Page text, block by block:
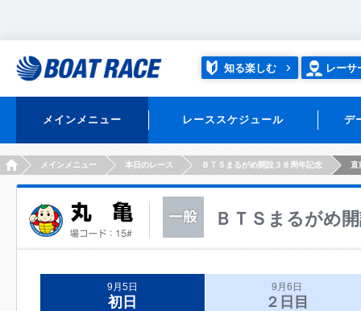
知る楽しむ レーサ
メインメニュー レーススケジュール デ
HOMEメインメニュー 本日のレース ＢＴＳまるがめ開設３８周年記念 直
ＢＴＳまるがめ
9月5日
初日
9月6日
２日目